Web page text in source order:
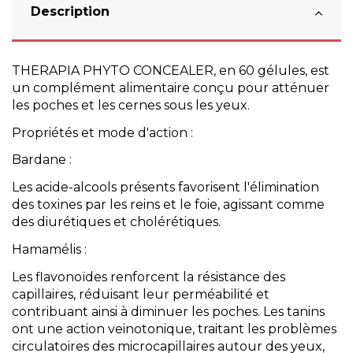
Description
THERAPIA PHYTO CONCEALER, en 60 gélules, est
un complément alimentaire conçu pour atténuer
les poches et les cernes sous les yeux.
Propriétés et mode d'action :
Bardane :
Les acide-alcools présents favorisent l'élimination
des toxines par les reins et le foie, agissant comme
des diurétiques et cholérétiques.
Hamamélis :
Les flavonoïdes renforcent la résistance des
capillaires, réduisant leur perméabilité et
contribuant ainsi à diminuer les poches. Les tanins
ont une action veinotonique, traitant les problèmes
circulatoires des microcapillaires autour des yeux,